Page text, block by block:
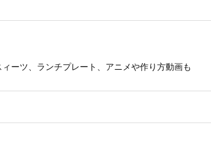
ーツ、ランチプレート、アニメや作り方動画も